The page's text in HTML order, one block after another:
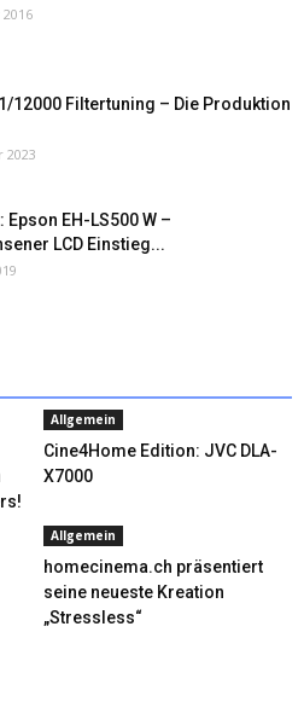
12000 Filtertuning – Die Produktion
2023
Epson EH-LS500 W –
LCD Einstieg...
Allgemein
Cine4Home Edition: JVC DLA-
X7000
Allgemein
homecinema.ch präsentiert
seine neueste Kreation
„Stressless“